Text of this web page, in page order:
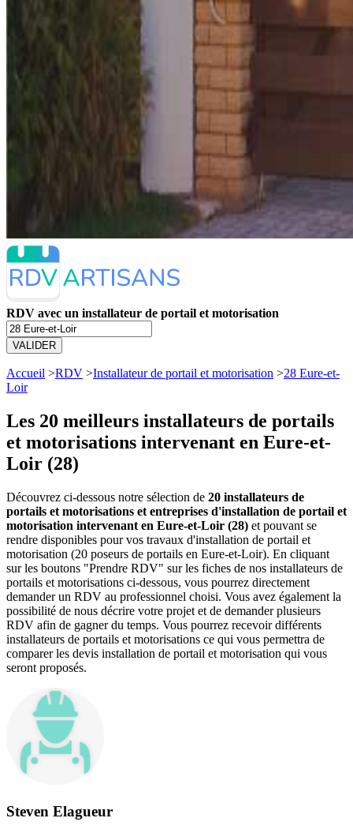
RDV avec un installateur de portail et motorisation
VALIDER
Accueil >RDV >Installateur de portail et motorisation >28 Eure-et-
Loir
Les 20 meilleurs installateurs de portails
et motorisations intervenant en Eure-et-
Loir (28)
Découvrez ci-dessous notre sélection de 20 installateurs de
portails et motorisations et entreprises d'installation de portail et
motorisation intervenant en Eure-et-Loir (28) et pouvant se
rendre disponibles pour vos travaux d'installation de portail et
motorisation (20 poseurs de portails en Eure-et-Loir). En cliquant
sur les boutons "Prendre RDV" sur les fiches de nos installateurs de
portails et motorisations ci-dessous, vous pourrez directement
demander un RDV au professionnel choisi. Vous avez également la
possibilité de nous décrire votre projet et de demander plusieurs
RDV afin de gagner du temps. Vous pourrez recevoir différents
installateurs de portails et motorisations ce qui vous permettra de
comparer les devis installation de portail et motorisation qui vous
seront proposés.
Steven Elagueur